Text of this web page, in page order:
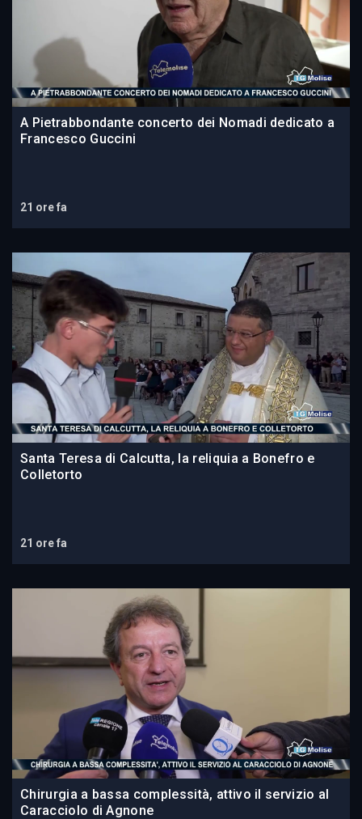
A Pietrabbondante concerto dei Nomadi dedicato a
Francesco Guccini
21 ore fa
Santa Teresa di Calcutta, la reliquia a Bonefro e
Colletorto
21 ore fa
Chirurgia a bassa complessità, attivo il servizio al
Caracciolo di Agnone